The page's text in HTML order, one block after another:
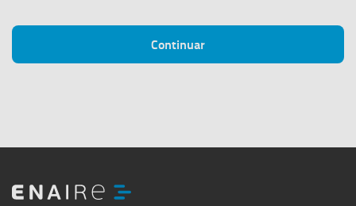
Continuar
ENAIRE